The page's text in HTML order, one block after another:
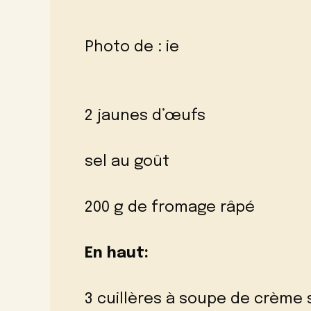
Photo de : ie
2 jaunes d’œufs
sel au goût
200 g de fromage râpé
En haut:
3 cuillères à soupe de crème